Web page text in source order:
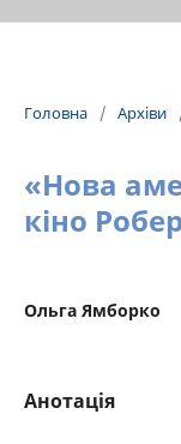
Головна / Архіви
«Нова
кіно
Ольга Ямборко
Анотація